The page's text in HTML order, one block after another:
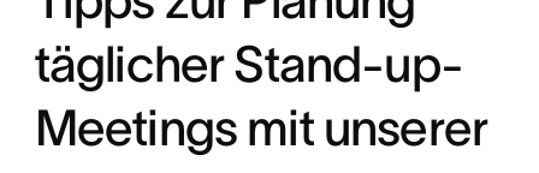
täglicher Stand-up-
Meetings mit unserer